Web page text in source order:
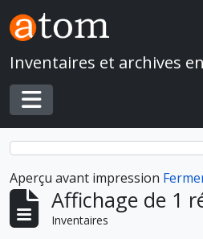
Skip to main content
Inventaires et archives
Toggle navigation
Aperçu avant impression
Affichage de 1
Inventaires